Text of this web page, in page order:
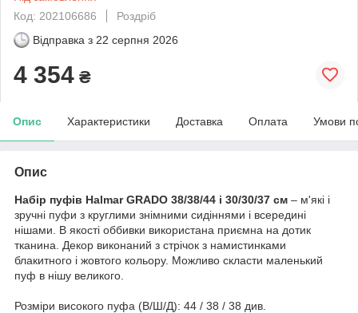
Код: 202106686
Роздріб
Відправка з 22 серпня 2026
4 354 ₴
Опис Характеристики Доставка Оплата Умови
Опис
Набір пуфів Halmar GRADO 38/38/44 і 30/30/37 см – м'які і
зручні пуфи з круглими знімними сидіннями і всередині
нішами. В якості оббивки використана приємна на дотик
тканина. Декор виконаний з стрічок з намистинками
блакитного і жовтого кольору. Можливо скласти маленький
пуф в нішу великого.
Розміри високого пуфа (В/Ш/Д): 44 / 38 / 38 див.